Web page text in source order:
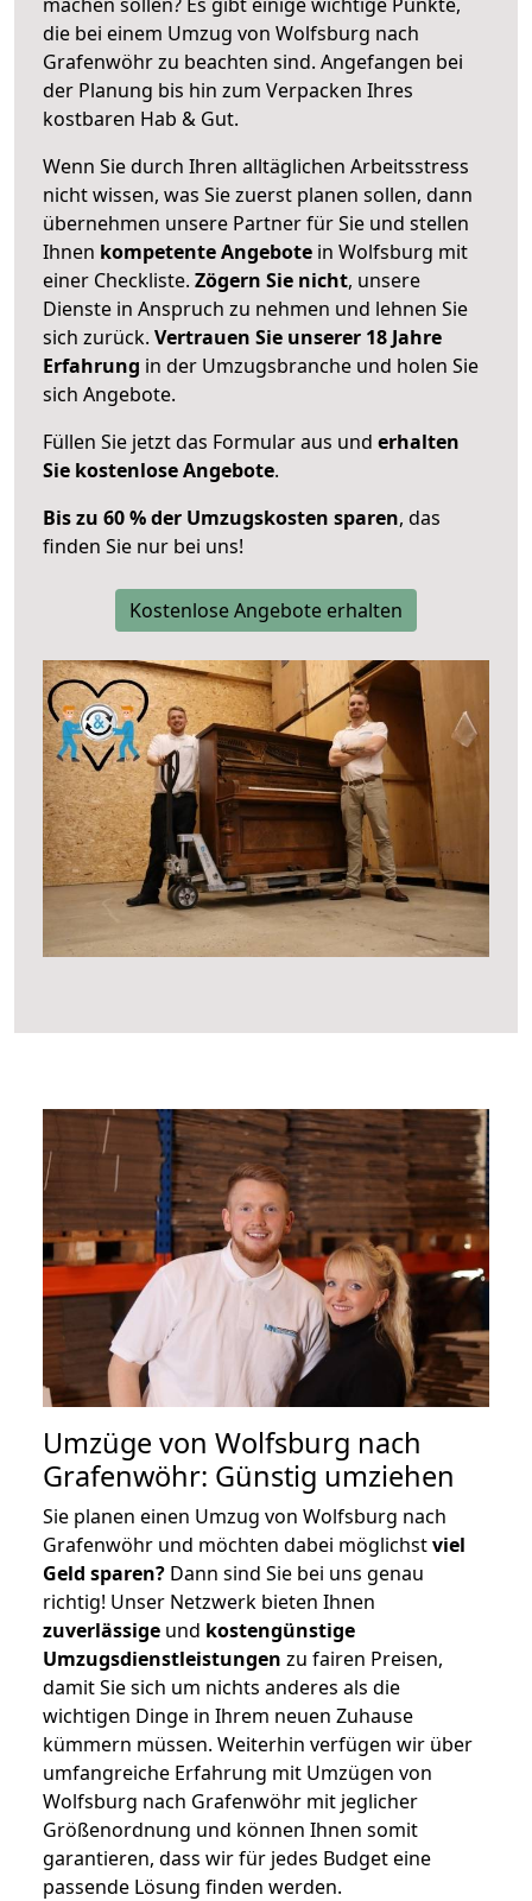
die bei einem Umzug von Wolfsburg nach
Grafenwöhr zu beachten sind. Angefangen bei
der Planung bis hin zum Verpacken Ihres
kostbaren Hab & Gut.
Wenn Sie durch Ihren alltäglichen Arbeitsstress
nicht wissen, was Sie zuerst planen sollen, dann
übernehmen unsere Partner für Sie und stellen
Ihnen kompetente Angebote in Wolfsburg mit
einer Checkliste. Zögern Sie nicht, unsere
Dienste in Anspruch zu nehmen und lehnen Sie
sich zurück. Vertrauen Sie unserer 18 Jahre
Erfahrung in der Umzugsbranche und holen Sie
sich Angebote.
Füllen Sie jetzt das Formular aus und erhalten
Sie kostenlose Angebote.
Bis zu 60 % der Umzugskosten sparen, das
finden Sie nur bei uns!
Kostenlose Angebote erhalten
Umzüge von Wolfsburg nach
Grafenwöhr: Günstig umziehen
Sie planen einen Umzug von Wolfsburg nach
Grafenwöhr und möchten dabei möglichstviel
Geld sparen? Dann sind Sie bei uns genau
richtig! Unser Netzwerk bieten Ihnen
zuverlässige und kostengünstige
Umzugsdienstleistungen zu fairen Preisen,
damit Sie sich um nichts anderes als die
wichtigen Dinge in Ihrem neuen Zuhause
kümmern müssen. Weiterhin verfügen wir über
umfangreiche Erfahrung mit Umzügen von
Wolfsburg nach Grafenwöhr mit jeglicher
Größenordnung und können Ihnen somit
garantieren, dass wir für jedes Budget eine
passende Lösung finden werden.